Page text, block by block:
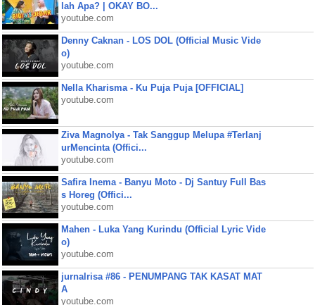
lah Apa? | OKAY BO...
youtube.com
Denny Caknan - LOS DOL (Official Music Vide
o)
youtube.com
Nella Kharisma - Ku Puja Puja [OFFICIAL]
youtube.com
Ziva Magnolya - Tak Sanggup Melupa #Terlanj
urMencinta (Offici...
youtube.com
Safira Inema - Banyu Moto - Dj Santuy Full Bas
s Horeg (Offici...
youtube.com
Mahen - Luka Yang Kurindu (Official Lyric Vide
o)
youtube.com
jurnalrisa #86 - PENUMPANG TAK KASAT MAT
A
youtube.com